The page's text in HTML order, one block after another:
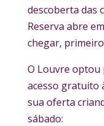
descoberta das
Reserva abre
chegar,
O Louvre
acesso gratuito
sua oferta
sábado: